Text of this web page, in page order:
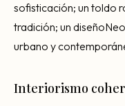
sofisticación; un toldo
tradición; un
urbano y
Interiorismo